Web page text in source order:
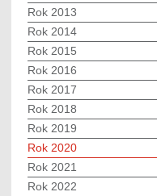
Rok 2013
Rok 2014
Rok 2015
Rok 2016
Rok 2017
Rok 2018
Rok 2019
Rok 2020
Rok 2021
Rok 2022